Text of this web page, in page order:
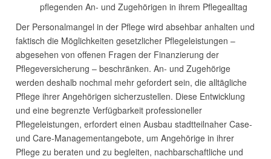
pflegenden An- und Zugehörigen in ihrem Pflegealltag
Der Personalmangel in der Pflege wird absehbar anhalten und
faktisch die Möglichkeiten gesetzlicher Pflegeleistungen –
abgesehen von offenen Fragen der Finanzierung der
Pflegeversicherung – beschränken. An- und Zugehörige
werden deshalb nochmal mehr gefordert sein, die alltägliche
Pflege ihrer Angehörigen sicherzustellen. Diese Entwicklung
und eine begrenzte Verfügbarkeit professioneller
Pflegeleistungen, erfordert einen Ausbau stadtteilnaher Case-
und Care-Managementangebote, um Angehörige in ihrer
Pflege zu beraten und zu begleiten, nachbarschaftliche und